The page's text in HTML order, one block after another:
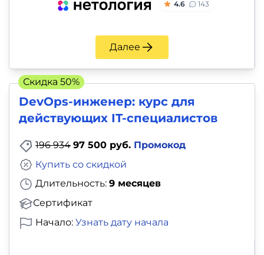
4.6 143
Далее
DevOps-инженер: курс для
действующих IT-специалистов
196 934 97 500 руб. Промокод
Длительность: 9 месяцев
Сертификат
Купить со скидкой
Начало: Узнать дату начала
Скидка 50%